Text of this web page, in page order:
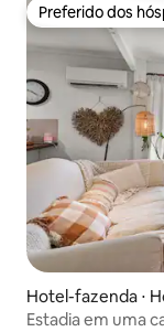
Preferido dos
Preferido dos
Hotel-fazenda ⋅
Estadia em uma